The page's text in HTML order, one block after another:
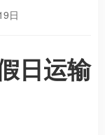
日
日运输